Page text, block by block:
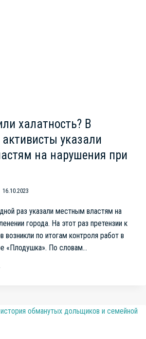
халатность? В
указали
на нарушения при
16.10.2023
раз указали местным властям на
города. На этот раз претензии к
возникли по итогам контроля работ в
«Плодушка». По словам…